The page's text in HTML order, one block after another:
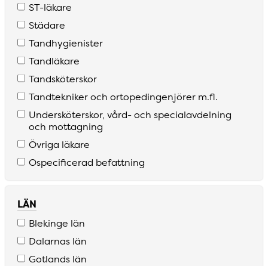
S­T­-läkare
Städare
Tandhygienister
Tandläkare
Tandsköterskor
Tandtekniker och ortopedingenjörer m­.fl­.
Undersköterskor­, vård­- och specialavdelning
och mottagning
Övriga läkare
Ospecificerad befattning
LÄN
Blekinge län
Dalarnas län
Gotlands län